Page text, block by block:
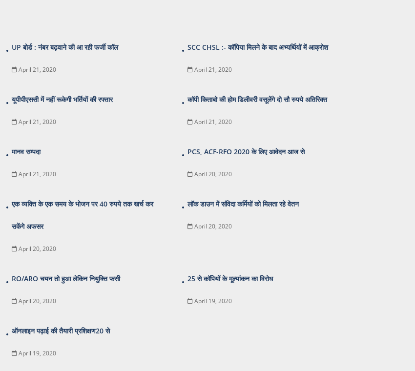
UP बोर्ड : नंबर बढ़वाने की आ रही फर्जी कॉल
April 21, 2020
SCC CHSL :- कॉपिया मिलने के बाद अभ्यर्थियों में आक्रोश
April 21, 2020
यूपीपीएससी में नहीं रूकेगी भर्तियों की रफ्तार
April 21, 2020
कॉपी किताबो की होम डिलीवरी वसूलेंगे दो सौ रुपये अतिरिक्त
April 21, 2020
मानव सम्पदा
April 21, 2020
PCS, ACF-RFO 2020 के लिए आवेदन आज से
April 20, 2020
एक व्यक्ति के एक समय के भोजन पर 40 रुपये तक खर्च कर
सकेंगे अफसर
April 20, 2020
लॉक डाउन में संविदा कर्मियों को मिलता रहे वेतन
April 20, 2020
RO/ARO चयन तो हुआ लेकिन नियुक्ति फसी
April 20, 2020
25 से कॉपियों के मूल्यांकन का विरोध
April 19, 2020
ऑनलाइन पढ़ाई की तैयारी प्रशिक्षण20 से
April 19, 2020